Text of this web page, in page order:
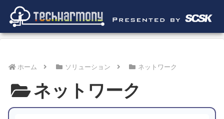
ホーム ソリューション ネットワーク
ネットワーク